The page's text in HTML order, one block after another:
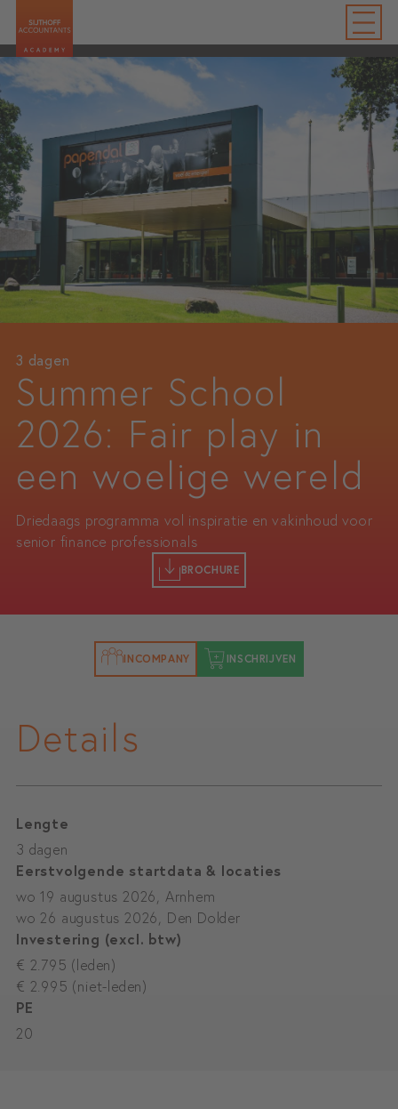
3 dagen
Summer School
2026: Fair play in
een woelige wereld
Driedaags programma vol inspiratie en vakinhoud voor
senior finance professionals
BROCHURE
INCOMPANY INSCHRIJVEN
Details
Lengte
3 dagen
Eerstvolgende startdata & locaties
wo 19 augustus 2026, Arnhem
wo 26 augustus 2026, Den Dolder
Investering (excl. btw)
€ 2.795 (leden)
€ 2.995 (niet-leden)
PE
20